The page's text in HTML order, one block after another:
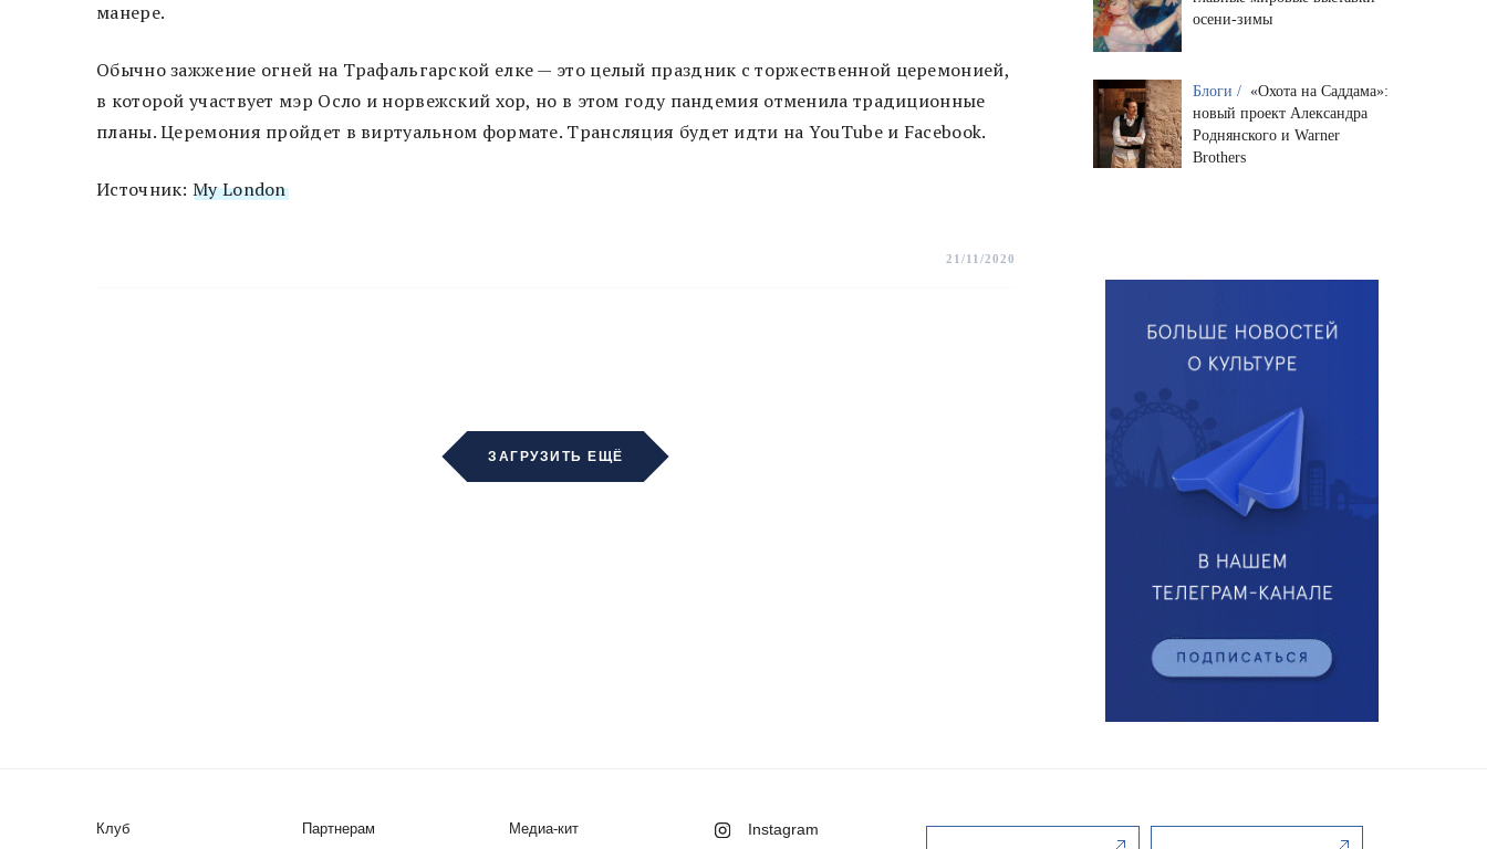
манере.
Обычно зажжение огней на Трафальгарской елке — это целый праздник с торжественной церемонией,
в которой участвует мэр Осло и норвежский хор, но в этом году пандемия отменила традиционные
планы. Церемония пройдет в виртуальном формате. Трансляция будет идти на YouTube и Facebook.
Источник: My London
21/11/2020
ЗАГРУЗИТЬ ЕЩЁ
осени-зимы
Блоги / «Охота на Саддама»:
новый проект Александра
Роднянского и Warner
Brothers
Клуб Партнерам Медиа-кит Instagram